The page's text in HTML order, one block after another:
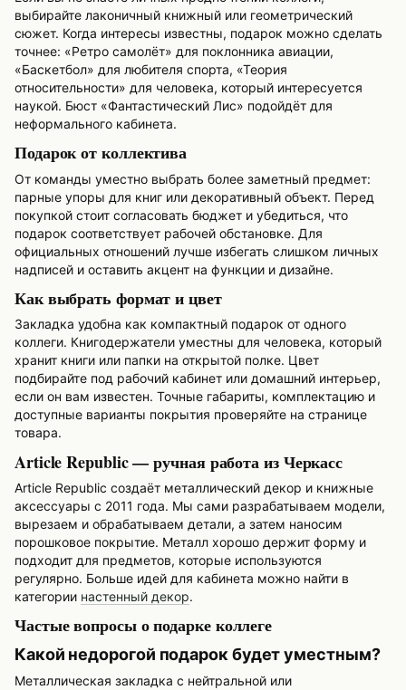
выбирайте лаконичный книжный или геометрический
сюжет. Когда интересы известны, подарок можно сделать
точнее: «Ретро самолёт» для поклонника авиации,
«Баскетбол» для любителя спорта, «Теория
относительности» для человека, который интересуется
наукой. Бюст «Фантастический Лис» подойдёт для
неформального кабинета.
Подарок от коллектива
От команды уместно выбрать более заметный предмет:
парные упоры для книг или декоративный объект. Перед
покупкой стоит согласовать бюджет и убедиться, что
подарок соответствует рабочей обстановке. Для
официальных отношений лучше избегать слишком личных
надписей и оставить акцент на функции и дизайне.
Как выбрать формат и цвет
Закладка удобна как компактный подарок от одного
коллеги. Книгодержатели уместны для человека, который
хранит книги или папки на открытой полке. Цвет
подбирайте под рабочий кабинет или домашний интерьер,
если он вам известен. Точные габариты, комплектацию и
доступные варианты покрытия проверяйте на странице
товара.
Article Republic — ручная работа из Черкасс
Article Republic создаёт металлический декор и книжные
аксессуары с 2011 года. Мы сами разрабатываем модели,
вырезаем и обрабатываем детали, а затем наносим
порошковое покрытие. Металл хорошо держит форму и
подходит для предметов, которые используются
регулярно. Больше идей для кабинета можно найти в
категории настенный декор.
Частые вопросы о подарке коллеге
Какой недорогой подарок будет уместным?
Металлическая закладка с нейтральной или